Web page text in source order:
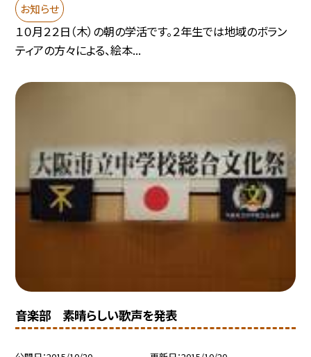
お知らせ
１０月２２日（木）の朝の学活です。２年生では地域のボラン
ティアの方々による、絵本...
音楽部 素晴らしい歌声を発表